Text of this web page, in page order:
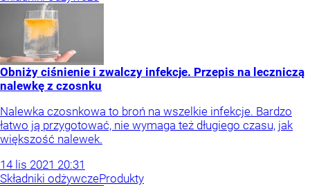
Obniży ciśnienie i zwalczy infekcje. Przepis na leczniczą
nalewkę z czosnku
Nalewka czosnkowa to broń na wszelkie infekcje. Bardzo
łatwo ją przygotować, nie wymaga też długiego czasu, jak
większość nalewek.
14 lis 2021 20:31
Składniki odżywczeProdukty